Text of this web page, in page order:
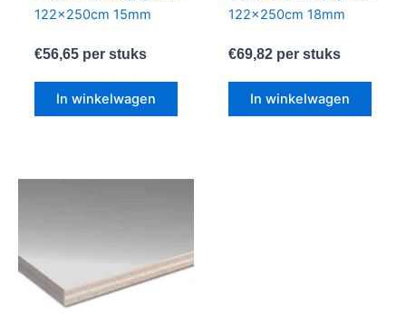
122x250cm 15mm
€56,65per stuks
In winkelwagen
122x250cm 18mm
€69,82per stuks
In winkelwagen